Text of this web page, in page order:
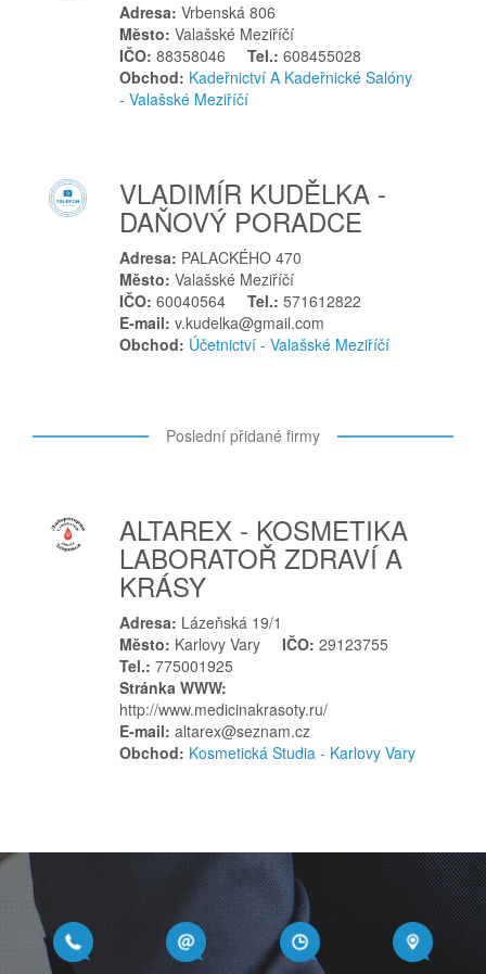
Adresa: Vrbenská 806
Město: Valašské Meziříčí
IČO: 88358046 Tel.: 608455028
Obchod: Kadeřnictví A Kadeřnické Salóny
- Valašské Meziříčí
VLADIMÍR KUDĚLKA -
DAŇOVÝ PORADCE
Adresa: PALACKÉHO 470
Město: Valašské Meziříčí
IČO: 60040564 Tel.: 571612822
E-mail: v.kudelka@gmail.com
Obchod: Účetnictví - Valašské Meziříčí
Poslední přidané firmy
ALTAREX - KOSMETIKA
LABORATOŘ ZDRAVÍ A
KRÁSY
Adresa: Lázeňská 19/1
Město: Karlovy Vary IČO: 29123755
Tel.: 775001925
Stránka WWW:
http://www.medicinakrasoty.ru/
E-mail: altarex@seznam.cz
Obchod: Kosmetická Studia - Karlovy Vary